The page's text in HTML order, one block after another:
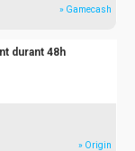
» Gamecash
durant 48h
» Origin